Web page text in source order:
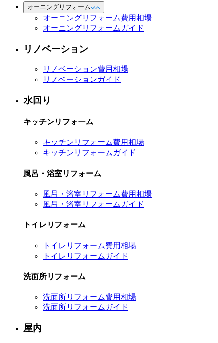
オーニングリフォーム
オーニングリフォーム費用相場
オーニングリフォームガイド
リノベーション
リノベーション費用相場
リノベーションガイド
水回り
キッチンリフォーム
キッチンリフォーム費用相場
キッチンリフォームガイド
風呂・浴室リフォーム
風呂・浴室リフォーム費用相場
風呂・浴室リフォームガイド
トイレリフォーム
トイレリフォーム費用相場
トイレリフォームガイド
洗面所リフォーム
洗面所リフォーム費用相場
洗面所リフォームガイド
屋内